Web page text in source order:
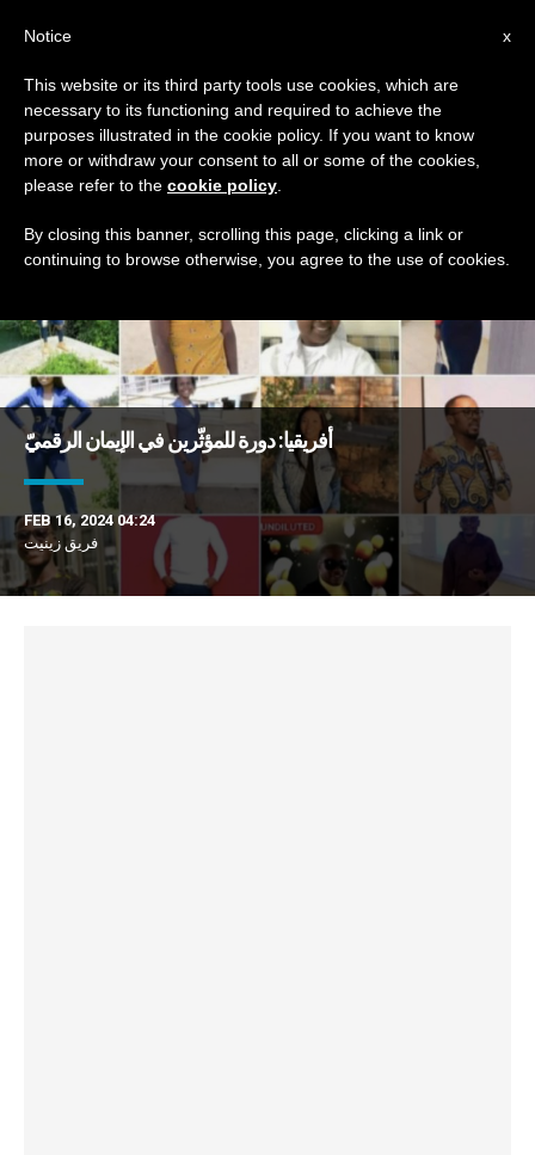
TAG
Posts Tagged ‘تنشة’
DERNIÈRES NOUVELLES
أفريقيا: دورة للمؤثّرين في الإيمان الرقميّ
FEB 16, 2024 04:24
فريق زينيت
x
Notice
This website or its third party tools use cookies, which are
necessary to its functioning and required to achieve the
purposes illustrated in the cookie policy. If you want to know
more or withdraw your consent to all or some of the cookies,
please refer to the cookie policy
By closing this banner, scrolling this page, clicking a link or
continuing to browse otherwise, you agree to the use of cookies.